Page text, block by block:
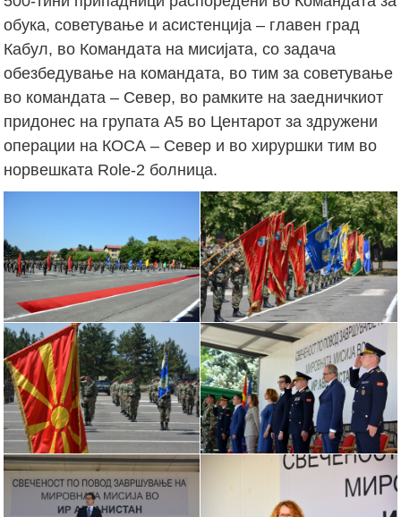
обука, советување и асистенција – главен град
Кабул, во Командата на мисијата, со задача
обезбедување на командата, во тим за советување
во командата – Север, во рамките на заедничкиот
придонес на групата А5 во Центарот за здружени
операции на КОСА – Север и во хируршки тим во
норвешката Role-2 болница.